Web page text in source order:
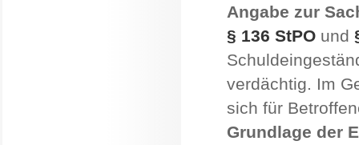
Angabe zur
§ 136 StPOund
verdächtig. Im
sich für
Grundlage der